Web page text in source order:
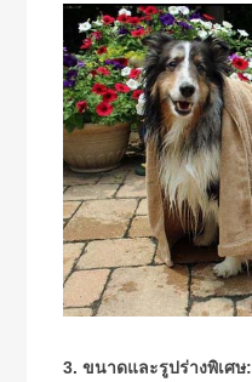
3. ขนาดและรูปร่างพิเศษ: